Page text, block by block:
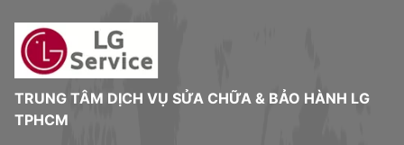
TRUNG TÂM DỊCH VỤ SỬA CHỮA & BẢO HÀNH LG
TPHCM